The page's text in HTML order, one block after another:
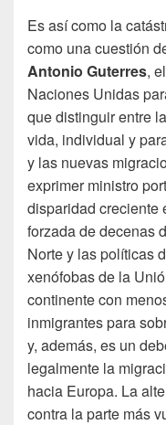
Es así como la
como una cuestión
Antonio Guterres,
Naciones Unidas
que distinguir entre
vida, individual y
y las nuevas
exprimer ministro
disparidad creciente
forzada de decenas
Norte y las políticas
xenófobas de la
continente con
inmigrantes para
y, además, es un
legalmente la
hacia Europa. La
contra la parte más